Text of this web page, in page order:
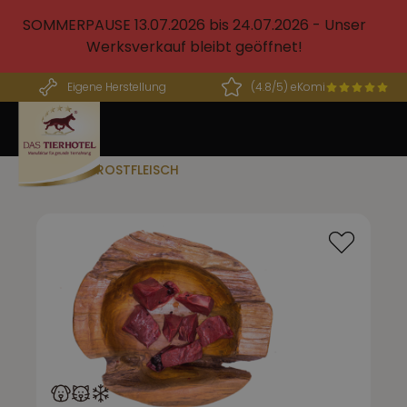
springen
SOMMERPAUSE 13.07.2026 bis 24.07.2026 - Unser
Werksverkauf bleibt geöffnet!
Eigene Herstellung (4.8/5) eKomi
BARF FROSTFLEISCH